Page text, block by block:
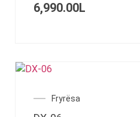
6,990.00L
Fryrësa